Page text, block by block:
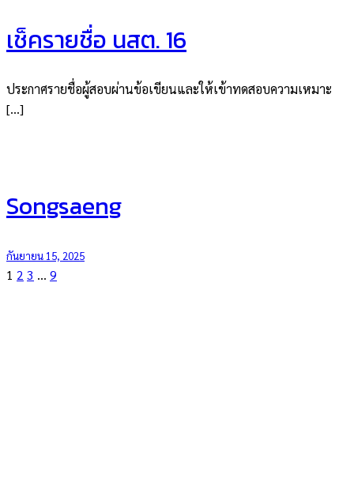
เช็ครายชื่อ นสต. 16
ประกาศรายชื่อผู้สอบผ่านข้อเขียนและให้เข้าทดสอบความเหมาะ
[…]
Songsaeng
กันยายน 15, 2025
1 2 3 … 9